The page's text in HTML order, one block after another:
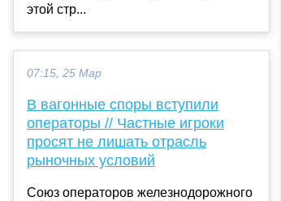
этой стр...
07:15, 25 Мар
В вагонные споры вступили
операторы // Частные игроки
просят не лишать отрасль
рыночных условий
Союз операторов железнодорожного